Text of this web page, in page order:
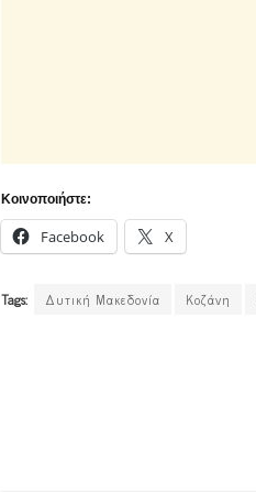
Κοινοποιήστε:
Facebook X
Tags: Δυτική Μακεδονία Κοζάνη